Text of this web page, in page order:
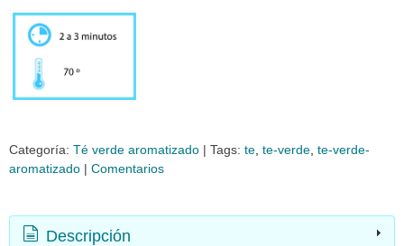
Categoría: Té verde aromatizado | Tags: te te-verde te-verde-
aromatizado | Comentarios
Descripción